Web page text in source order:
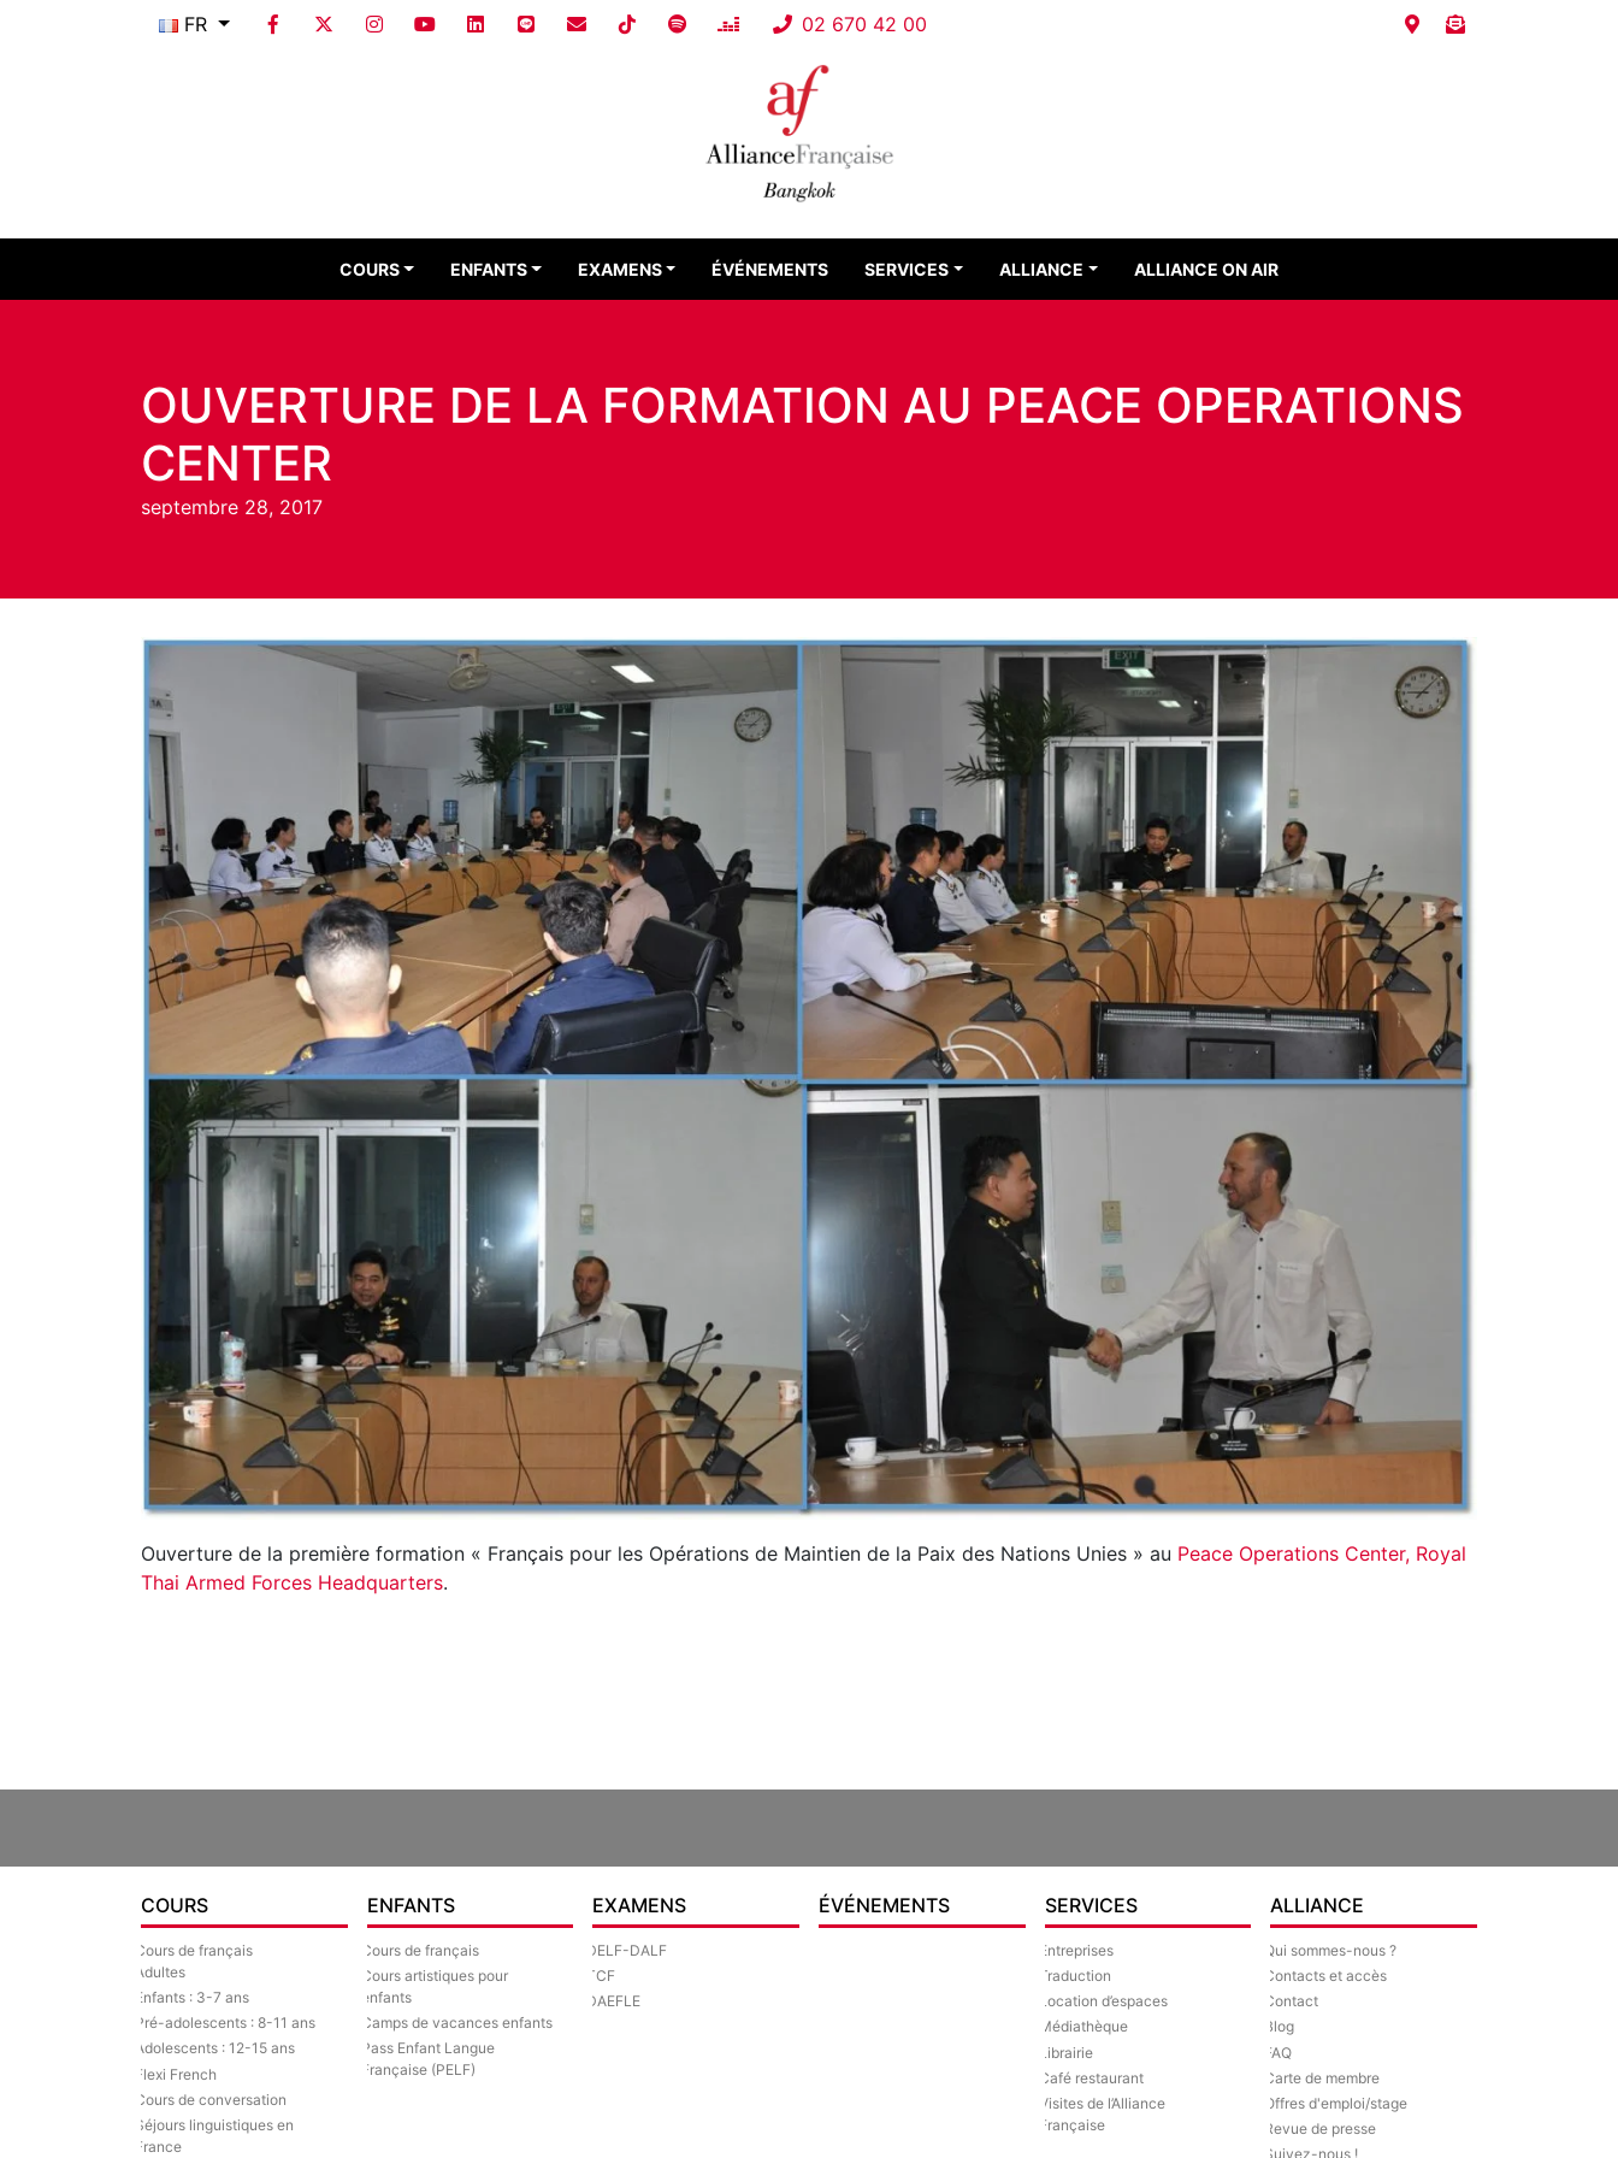
FR 02 670 42 00
COURS ENFANTS EXAMENS ÉVÉNEMENTS SERVICES ALLIANCE ALLIANCE ON AIR
OUVERTURE DE LA FORMATION AU PEACE OPERATIONS
CENTER
septembre 28, 2017
Ouverture de la première formation « Français pour les Opérations de Maintien de la Paix des Nations Unies » au Peace Operations Center, Royal
Thai Armed Forces Headquarters.
COURS
Cours de français
Adultes
Enfants : 3-7 ans
Pré-adolescents : 8-11 ans
Adolescents : 12-15 ans
Flexi French
Cours de conversation
Séjours linguistiques en
France
ENFANTS
Cours de français
Cours artistiques pour
enfants
Camps de vacances enfants
Pass Enfant Langue
Française (PELF)
EXAMENS
DELF-DALF
TCF
DAEFLE
ÉVÉNEMENTS SERVICES
Entreprises
Traduction
Location d’espaces
Médiathèque
Librairie
Café restaurant
Visites de l’Alliance
Française
ALLIANCE
Qui sommes-nous ?
Contacts et accès
Contact
Blog
FAQ
Carte de membre
Offres d'emploi/stage
Revue de presse
Suivez-nous !